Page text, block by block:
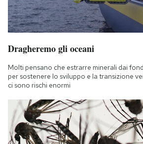
Dragheremo gli oceani
Molti pensano che estrarre minerali dai
per sostenere lo sviluppo e la transizione
ci sono rischi enormi